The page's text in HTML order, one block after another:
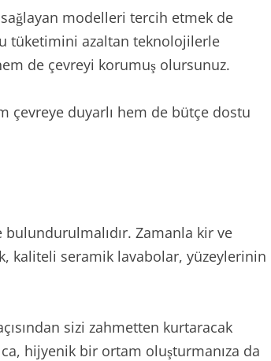
modelleri tercih etmek de
tüketimini azaltan teknolojilerle
de çevreyi korumuş olursunuz.
çevreye duyarlı hem de bütçe dostu
bulundurulmalıdır. Zamanla kir ve
kaliteli seramik lavabolar, yüzeylerinin
sizi zahmetten kurtaracak
hijyenik bir ortam oluşturmanıza da